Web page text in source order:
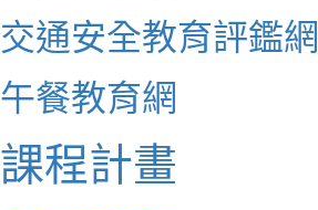
交通安全教育評鑑網
午餐教育網
課程計畫